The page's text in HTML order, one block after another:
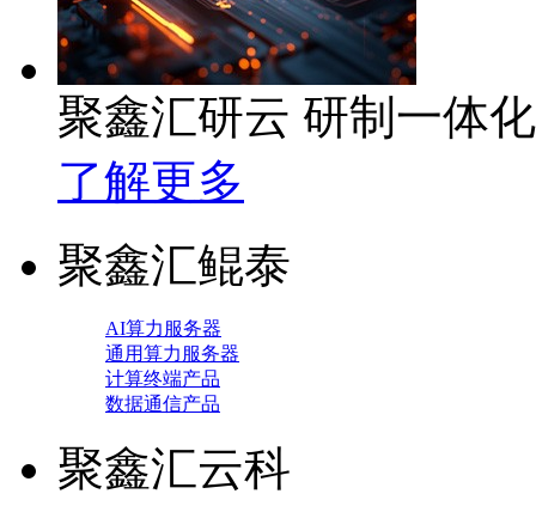
聚鑫汇研云 研制一体
了解更多
聚鑫汇鲲泰
AI算力服务器
通用算力服务器
计算终端产品
数据通信产品
聚鑫汇云科